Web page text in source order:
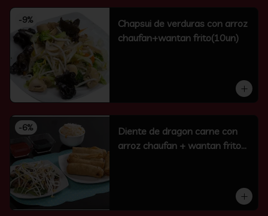
-9%
Chapsui de verduras con arroz
chaufan+wantan frito(10un)
-6%
Diente de dragon carne con
arroz chaufan + wantan frito